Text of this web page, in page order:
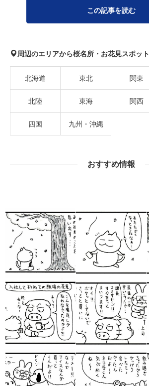
この記事を読む
周辺のエリアから桜名所・お花見スポッ
北海道 東北 関東
北陸 東海 関西
四国 九州・沖縄
おすすめ情報